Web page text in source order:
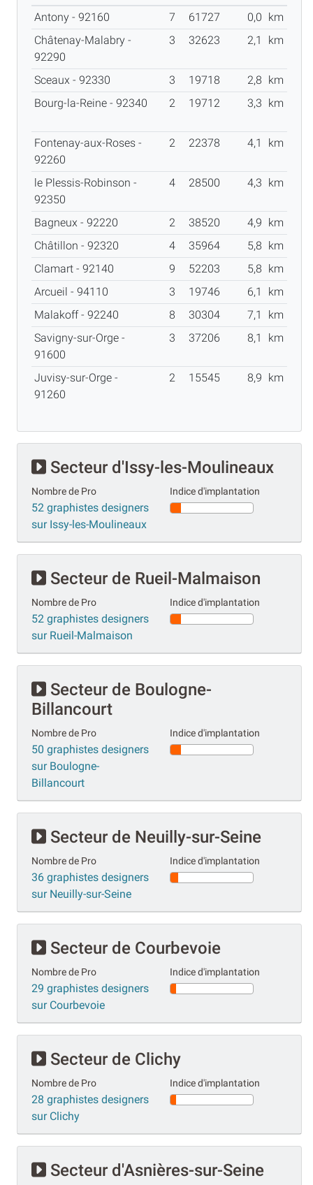
Antony - 92160 7 61727 0,0 km
Châtenay-Malabry -
92290
3 32623 2,1 km
Sceaux - 92330 3 19718 2,8 km
Bourg-la-Reine - 92340
2 19712 3,3 km
Fontenay-aux-Roses -
92260
2 22378 4,1 km
le Plessis-Robinson -
92350
4 28500 4,3 km
Bagneux - 92220 2 38520 4,9 km
Châtillon - 92320
4 35964 5,8 km
Clamart - 92140
9 52203 5,8 km
Arcueil - 94110
3 19746 6,1
km
Malakoff - 92240
8 30304 7,1
km
Savigny-sur-Orge -
91600
3 37206 8,1 km
Juvisy-sur-Orge -
91260
2 15545 8,9 km
Secteur d'Issy-les-Moulineaux
Nombre de Pro
52 graphistes designers
sur Issy-les-Moulineaux
Indice d'implantation
Secteur de Rueil-Malmaison
Nombre de Pro
52 graphistes designers
sur Rueil-Malmaison
Indice d'implantation
Secteur de Boulogne-
Billancourt
Nombre de Pro
50 graphistes designers
sur Boulogne-
Billancourt
Indice d'implantation
Secteur de Neuilly-sur-Seine
Nombre de Pro
36 graphistes designers
sur Neuilly-sur-Seine
Indice d'implantation
Secteur de Courbevoie
Nombre de Pro
29 graphistes designers
sur Courbevoie
Indice d'implantation
Secteur de Clichy
Nombre de Pro
28 graphistes designers
sur Clichy
Indice d'implantation
Secteur d'Asnières-sur-Seine